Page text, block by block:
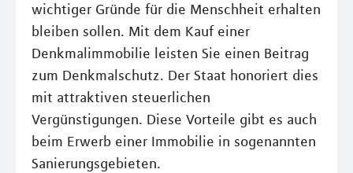
wichtiger Gründe für die Menschheit erhalten
bleiben sollen. Mit dem Kauf einer
Denkmalimmobilie leisten Sie einen Beitrag
zum Denkmalschutz. Der Staat honoriert dies
mit attraktiven steuerlichen
Vergünstigungen. Diese Vorteile gibt es auch
beim Erwerb einer Immobilie in sogenannten
Sanierungsgebieten.